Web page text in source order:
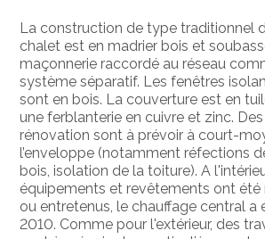
La construction de type traditionnel
chalet est en madrier bois et
maçonnerie raccordé au réseau
système séparatif. Les fenêtres
sont en bois. La couverture est en
une ferblanterie en cuivre et zinc.
rénovation sont à prévoir à court-
l’enveloppe (notamment réfections
bois, isolation de la toiture). A
équipements et revêtements ont été
ou entretenus, le chauffage central a
2010. Comme pour l'extérieur, des